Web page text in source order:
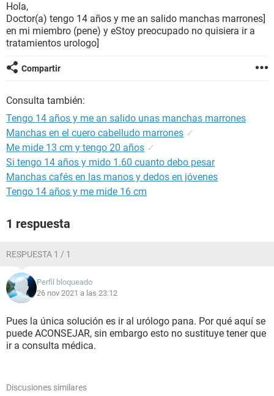
SEXUALIDAD
Hola,
Doctor(a) tengo 14 años y me an salido manchas marrones]
en mi miembro (pene) y eStoy preocupado no quisiera ir a
tratamientos urologo]
Compartir
Consulta también:
Tengo 14 años y me an salido unas manchas marrones
Manchas en el cuero cabelludo marrones ✓
Me mide 13 cm y tengo 20 años ✓
Si tengo 14 años y mido 1.60 cuanto debo pesar
Manchas cafés en las manos y dedos en jóvenes
Tengo 14 años y me mide 16 cm
1 respuesta
RESPUESTA 1 / 1
Perfil bloqueado
26 nov 2021 a las 23:12
Pues la única solución es ir al urólogo pana. Por qué aquí se
puede ACONSEJAR, sin embargo esto no sustituye tener que
ir a consulta médica.
Discusiones similares